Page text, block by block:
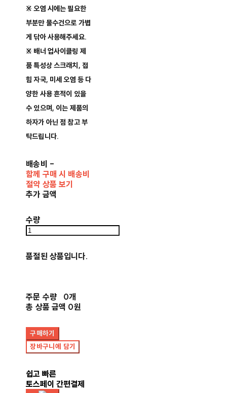
※ 오염 시에는 필요한
부분만 물수건으로 가볍
게 닦아 사용해주세요.
※ 배너 업사이클링 제
품 특성상 스크래치, 접
힘 자국, 미세 오염 등 다
양한 사용 흔적이 있을
수 있으며, 이는 제품의
하자가 아닌 점 참고 부
탁드립니다.
배송비 -
함께 구매 시 배송비
절약 상품 보기
추가 금액
수량
품절된 상품입니다.
주문 수량
0개
총 상품 금액 0원
구매하기
장바구니에 담기
쉽고 빠른
토스페이 간편결제